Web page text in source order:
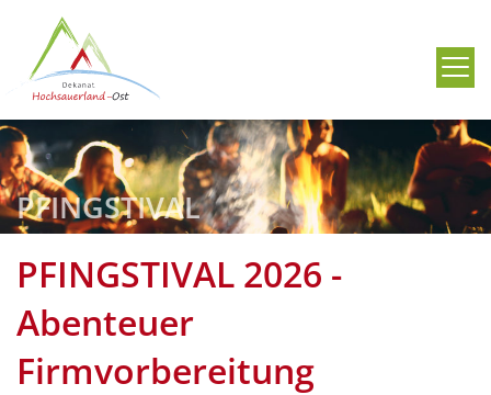
PFINGSTIVAL
PFINGSTIVAL 2026 -
Abenteuer
Firmvorbereitung